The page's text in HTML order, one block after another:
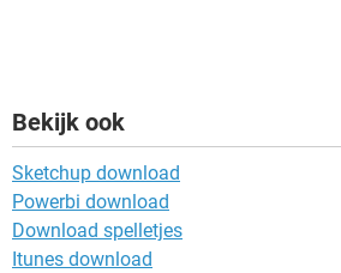
Bekijk ook
Sketchup download
Powerbi download
Download spelletjes
Itunes download